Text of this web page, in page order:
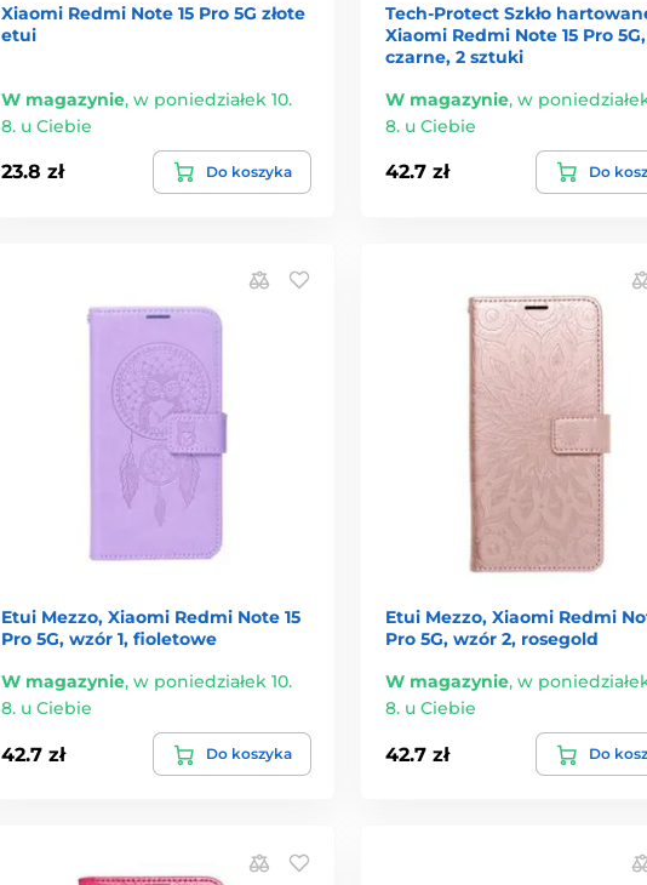
Xiaomi Redmi Note 15 Pro 5G złote
etui
W magazynie, w poniedziałek 10.
8. u Ciebie
23.8 zł Do koszyka
Tech-Protect Szkło
Xiaomi Redmi Note 15 Pro 5G,
czarne, 2 sztuki
W magazynie, w
8. u Ciebie
42.7 zł Do
Etui Mezzo, Xiaomi Redmi Note 15
Pro 5G, wzór 1, fioletowe
W magazynie, w poniedziałek 10.
8. u Ciebie
42.7 zł Do koszyka
Etui Mezzo, Xiaomi Redmi
Pro 5G, wzór 2, rosegold
W magazynie, w
8. u Ciebie
42.7 zł Do